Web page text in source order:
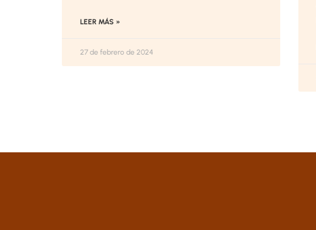
LEER MÁS »
27 de febrero de 2024